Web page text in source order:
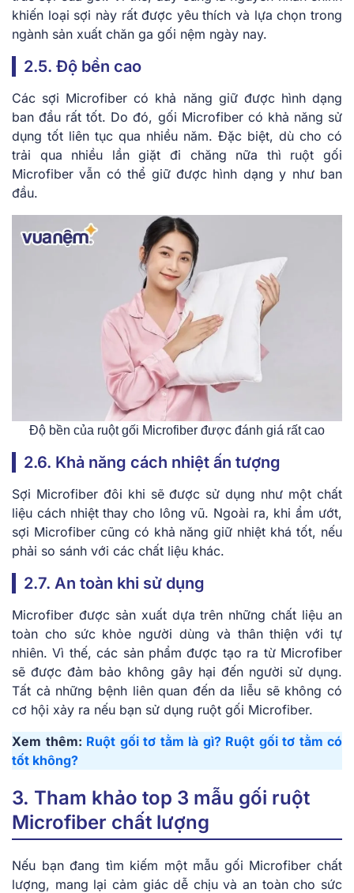
khiến loại sợi này rất được yêu thích và lựa chọn trong
ngành sản xuất chăn ga gối nệm ngày nay.
2.5. Độ bền cao
Các sợi Microfiber có khả năng giữ được hình dạng
ban đầu rất tốt. Do đó, gối Microfiber có khả năng sử
dụng tốt liên tục qua nhiều năm. Đặc biệt, dù cho có
trải qua nhiều lần giặt đi chăng nữa thì ruột gối
Microfiber vẫn có thể giữ được hình dạng y như ban
đầu.
Độ bền của ruột gối Microfiber được đánh giá rất cao
2.6. Khả năng cách nhiệt ấn tượng
Sợi Microfiber đôi khi sẽ được sử dụng như một chất
liệu cách nhiệt thay cho lông vũ. Ngoài ra, khi ẩm ướt,
sợi Microfiber cũng có khả năng giữ nhiệt khá tốt, nếu
phải so sánh với các chất liệu khác.
2.7. An toàn khi sử dụng
Microfiber được sản xuất dựa trên những chất liệu an
toàn cho sức khỏe người dùng và thân thiện với tự
nhiên. Vì thế, các sản phẩm được tạo ra từ Microfiber
sẽ được đảm bảo không gây hại đến người sử dụng.
Tất cả những bệnh liên quan đến da liễu sẽ không có
cơ hội xảy ra nếu bạn sử dụng ruột gối Microfiber.
Xem thêm: Ruột gối tơ tằm là gì? Ruột gối tơ tằm có
tốt không?
3. Tham khảo top 3 mẫu gối ruột
Microfiber chất lượng
Nếu bạn đang tìm kiếm một mẫu gối Microfiber chất
lượng, mang lại cảm giác dễ chịu và an toàn cho sức